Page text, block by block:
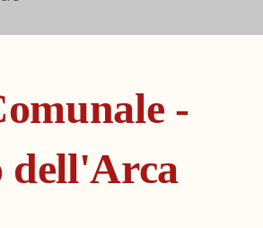
-
dell'Arca